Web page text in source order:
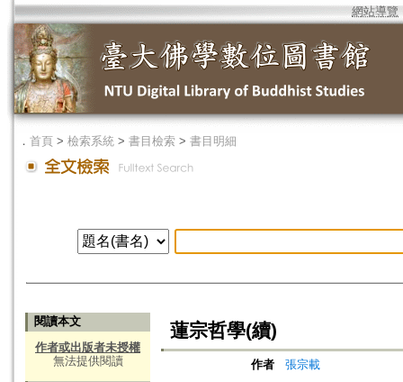
網站導覽
． 首頁 > 檢索系統 > 書目檢索 > 書目明細
閱讀本文
作者或出版者未授權
無法提供閱讀
蓮宗哲學(續)
作者
張宗載